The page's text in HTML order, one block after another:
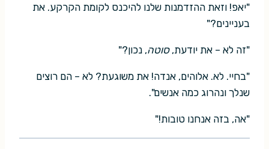
"יאפ! וזאת ההזדמנות שלנו להיכנס לקומת הקרקע. את
בעניינים?"
"זה לא – את יודעת,סוטה, נכון?"
"בחיי. לא. אלוהים, אנדה! את משוגעת? לא – הם רוצים
שנלך ונהרוג כמה אנשים".
"אה, בזה אנחנו טובות!"